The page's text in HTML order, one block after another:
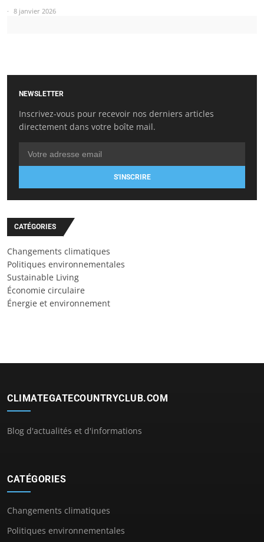
8 janvier 2026
NEWSLETTER
Inscrivez-vous pour recevoir nos derniers articles
directement dans votre boîte mail.
S'INSCRIRE
CATÉGORIES
Changements climatiques
Politiques environnementales
Sustainable Living
Économie circulaire
Énergie et environnement
CLIMATEGATECOUNTRYCLUB.COM
Blog d'actualités et d'informations
CATÉGORIES
Changements climatiques
Politiques environnementales